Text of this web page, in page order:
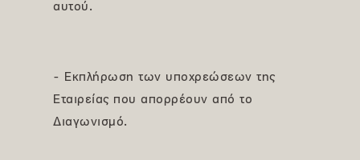
αυτού.
- Εκπλήρωση των υποχρεώσεων της
Εταιρείας που απορρέουν από το
Διαγωνισμό.